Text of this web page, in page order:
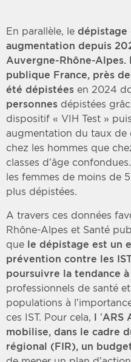
En parallèle, le dépistage
augmentation depuis
Auvergne-Rhône-Alpes.
publique France, près de
été dépistées en 2024
personnes dépistées
dispositif « VIH Test »
augmentation du taux
chez les hommes que
classes d’âge
les femmes de moins de
plus dépistées.
A travers ces données
Rhône-Alpes et Santé
que le dépistage est un
prévention contre les
poursuivre la tendance à
professionnels de santé
populations à
ces IST. Pour cela, l ’ARS
mobilise, dans le cadre
régional (FIR), un